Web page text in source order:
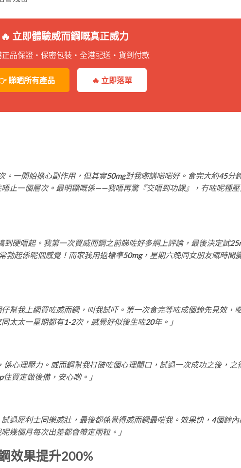
🔥 立即體驗威而鋼嘅真正威力
正品保證・保密包裝・全港配送・貨到付款
睇晒所有產品 🔥 立即落單
。一開始擔心副作用，但其實50mg對我嚟講啱啱好。食完大約45分
止一個層次。最明顯嘅係——我唔再驚『交唔到功課』，冇咗呢種
到硬唔起。我第一次買威而鋼之前睇咗好多網上評論，最後決定試
起係呢個感覺！而家我用返標準50mg，星期六晚同女朋友嘅時間
仔幫我上網買咗威而鋼，叫我試吓。第一次食完等咗成個鐘先見效，
太太一星期都有1-2次，感覺好似後生咗20年。」
係心理壓力。威而鋼幫我打破咗個心理關口，試過一次成功之後，之
買定做後備，安心啲。」
試過犀利士同樂威壯，最後都係覺得威而鋼最啱我。效果快，4個鐘內
幾個月每次出差都會帶定兩粒。」
效果提升200%